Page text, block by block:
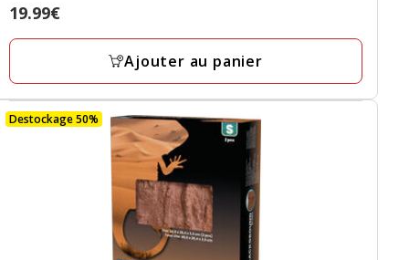
Prix
19.99€
19.99€
Ajouter au panier
Destockage 50%